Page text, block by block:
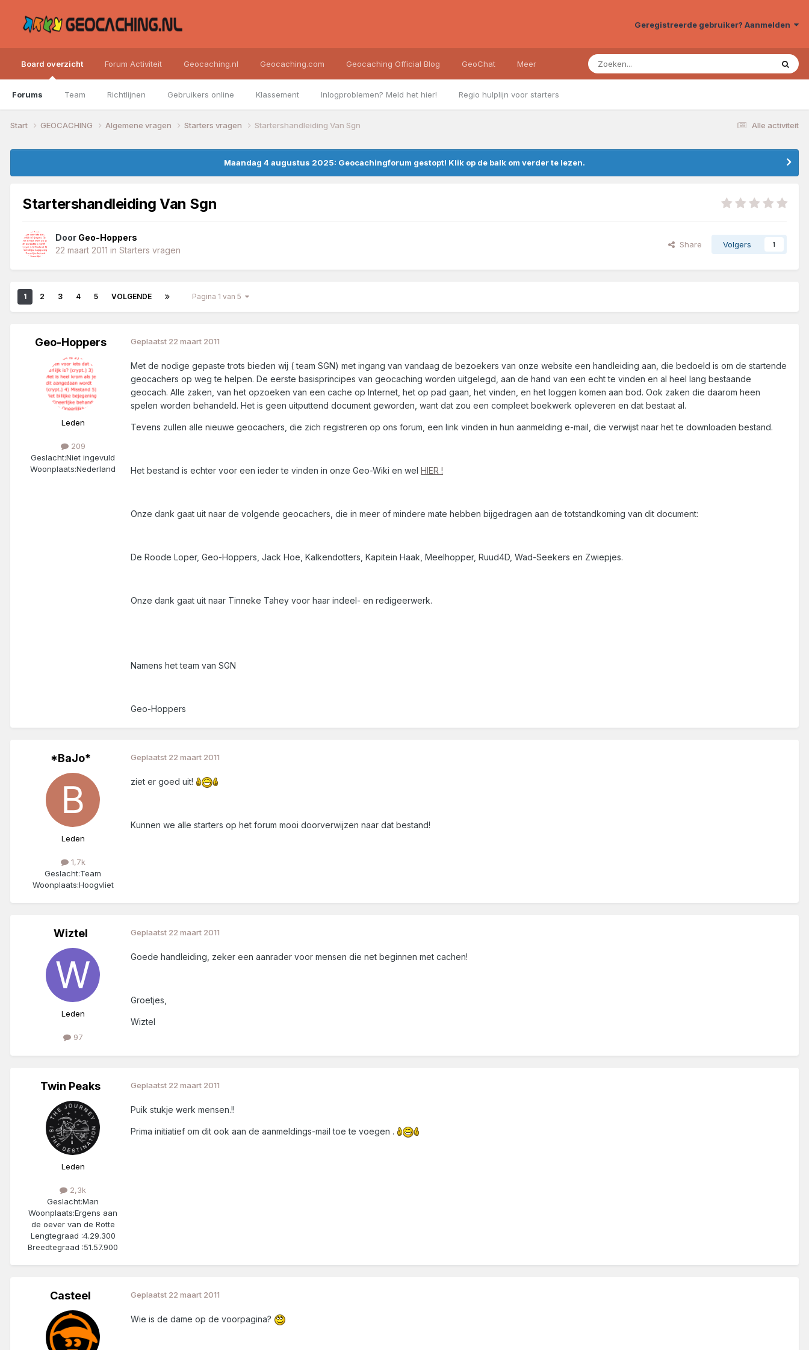
Geregistreerde gebruiker? Aanmelden
Board overzicht
Forums Team Richtlijnen Gebruikers online Klassement Inlogproblemen? Meld het hier! Regio hulplijn voor starters
Forum Activiteit Geocaching.nl Geocaching.com Geocaching Official Blog GeoChat Meer
Alle activiteit
Start GEOCACHING Algemene vragen Starters vragen Startershandleiding Van Sgn
Maandag 4 augustus 2025: Geocachingforum gestopt! Klik op de balk om verder te lezen.
Startershandleiding Van Sgn
Door Geo-Hoppers
22 maart 2011 in Starters vragen
Share Volgers 1
1 2 3 4 5 VOLGENDE Pagina 1 van 5
Geo-Hoppers
Leden
209
Geslacht:Niet ingevuld
Woonplaats:Nederland
Geplaatst 22 maart 2011
Met de nodige gepaste trots bieden wij ( team SGN) met ingang van vandaag de bezoekers van onze website een handleiding aan, die bedoeld is om de startende
geocachers op weg te helpen. De eerste basisprincipes van geocaching worden uitgelegd, aan de hand van een echt te vinden en al heel lang bestaande
geocach. Alle zaken, van het opzoeken van een cache op Internet, het op pad gaan, het vinden, en het loggen komen aan bod. Ook zaken die daarom heen
spelen worden behandeld. Het is geen uitputtend document geworden, want dat zou een compleet boekwerk opleveren en dat bestaat al.
Tevens zullen alle nieuwe geocachers, die zich registreren op ons forum, een link vinden in hun aanmelding e-mail, die verwijst naar het te downloaden bestand.
Het bestand is echter voor een ieder te vinden in onze Geo-Wiki en wel HIER !
Onze dank gaat uit naar de volgende geocachers, die in meer of mindere mate hebben bijgedragen aan de totstandkoming van dit document:
De Roode Loper, Geo-Hoppers, Jack Hoe, Kalkendotters, Kapitein Haak, Meelhopper, Ruud4D, Wad-Seekers en Zwiepjes.
Onze dank gaat uit naar Tinneke Tahey voor haar indeel- en redigeerwerk.
Namens het team van SGN
Geo-Hoppers
*BaJo*
Leden
1,7k
Geslacht:Team
Woonplaats:Hoogvliet
Geplaatst 22 maart 2011
ziet er goed uit!
Kunnen we alle starters op het forum mooi doorverwijzen naar dat bestand!
Wiztel
Leden
97
Geplaatst 22 maart 2011
Goede handleiding, zeker een aanrader voor mensen die net beginnen met cachen!
Groetjes,
Wiztel
Twin Peaks
Leden
2,3k
Geslacht:Man
Woonplaats:Ergens aan
de oever van de Rotte
Lengtegraad :4.29.300
Breedtegraad :51.57.900
Geplaatst 22 maart 2011
Puik stukje werk mensen.!!
Prima initiatief om dit ook aan de aanmeldings-mail toe te voegen .
Casteel Geplaatst 22 maart 2011
Wie is de dame op de voorpagina?